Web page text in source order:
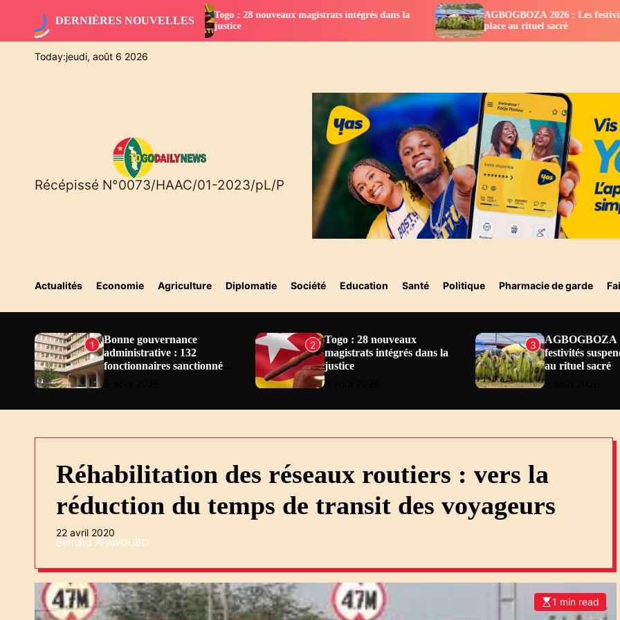
DERNIÈRES NOUVELLES
Togo : 28 nouveaux magistrats intégrés dans la
justice
AGBOGBOZA 2026 : Les festivités suspendues,
place au rituel sacré
Today:jeudi, août 6 2026
T
L
E
W
S
Récépissé N°0073/HAAC/01-2023/pL/P
Actualités Economie Agriculture Diplomatie Société Education Santé Politique Pharmacie de garde
1
Bonne gouvernance
administrative : 132
fonctionnaires sanctionnés
2
Togo : 28 nouveaux
magistrats intégrés dans la
justice
5 août 2026
3
AGBOGBOZA
festivités
au rituel sacré
Réhabilitation des réseaux routiers : vers la
réduction du temps de transit des voyageurs
22 avril 2020
Bernard AFAWOUBO
E
s
1 min read
Recevez les dernières nouvelles en temps
réel